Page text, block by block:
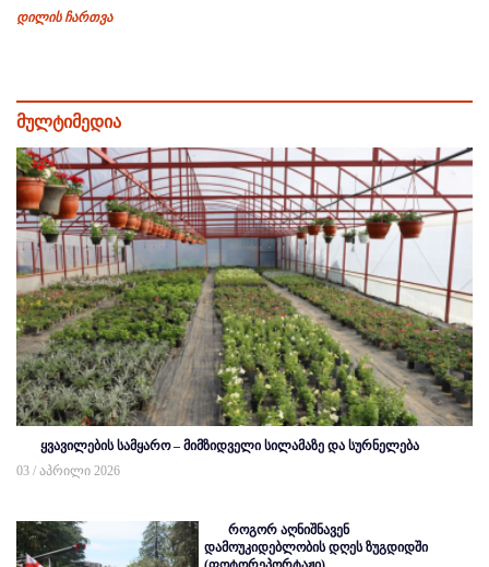
დილის ჩართვა
მულტიმედია
ყვავილების სამყარო – მიმზიდველი სილამაზე და სურნელება
03 / აპრილი 2026
როგორ აღნიშნავენ
დამოუკიდებლობის დღეს ზუგდიდში